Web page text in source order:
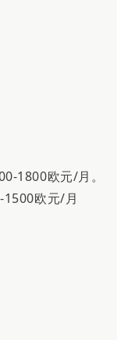
1800欧元/月。
欧元/月